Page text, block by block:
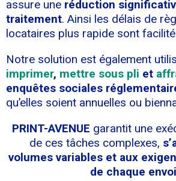
assure une réduction
traitement. Ainsi les délais de
locataires plus rapide sont
Notre solution est également
imprimer, mettre sous pli et
enquêtes sociales
qu’elles soient annuelles ou
PRINT-AVENUE garantit une
de ces tâches complexes,
volumes variables et aux
de chaque envoi